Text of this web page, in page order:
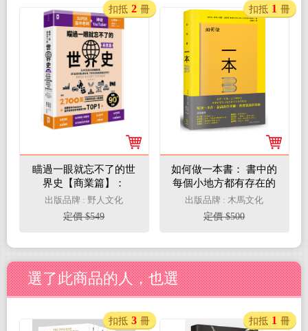
瞄過一眼就忘不了的世
界史【商業篇】：
SUPER高中老師講故
事，讓「金錢流通」當
主角，不背年份就能貫
出版品牌 : 野人文化
定價 $549
扣抵 2 冊
如何做一本書： 書中的
每個小地方都有存在的
用意，了解書的架構，
重新認識一本書
出版品牌 : 木馬文化
定價 $500
扣抵 1 冊
選了此商品的人，也選
扣抵 3 冊 扣抵 1 冊